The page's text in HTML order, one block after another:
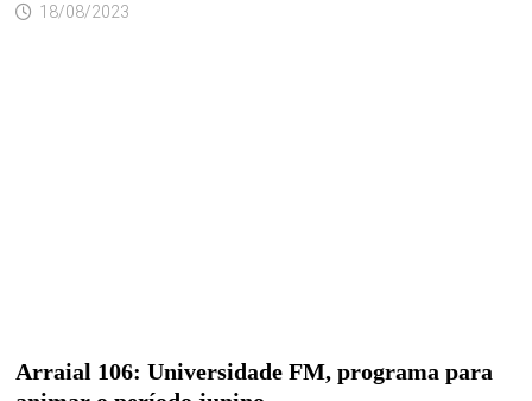
18/08/2023
Arraial 106: Universidade FM, programa para